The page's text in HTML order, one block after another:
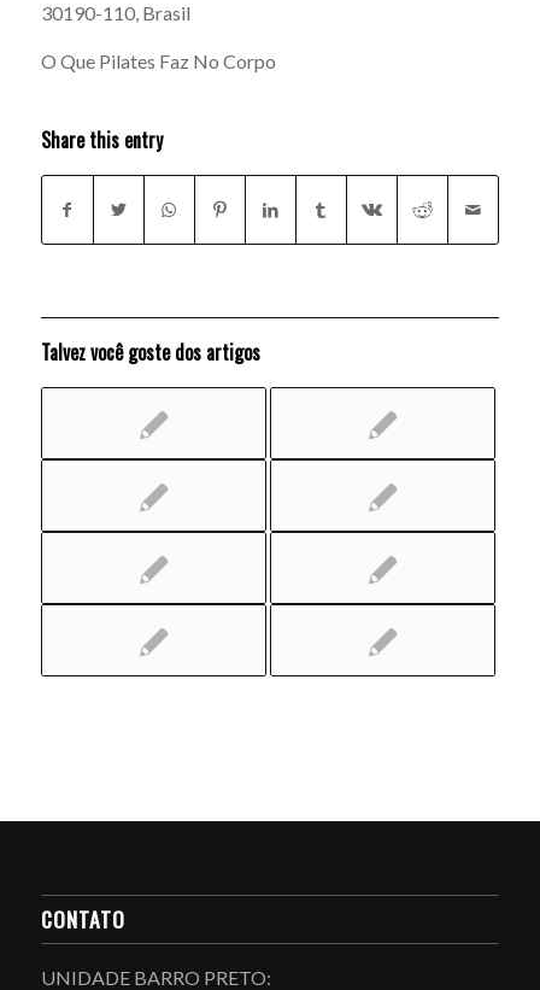
30190-110, Brasil
O Que Pilates Faz No Corpo
Share this entry
Talvez você goste dos artigos
CONTATO
UNIDADE BARRO PRETO: